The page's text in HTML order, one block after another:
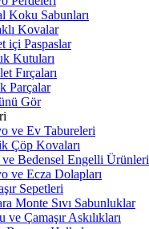
Koku Sabunları
Kovalar
içi Paspaslar
Kutuları
Fırçaları
Parçalar
Gör
ve Ev Tabureleri
Çöp Kovaları
ve Bedensel Engelli Ürünleri
ve Ecza Dolapları
Sepetleri
Monte Sıvı Sabunluklar
ve Çamaşır Askılıkları